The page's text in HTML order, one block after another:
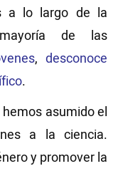
a lo largo de la
de las
, desconoce
.
asumido el
a la ciencia.
y promover la